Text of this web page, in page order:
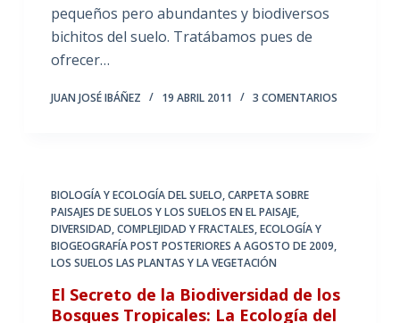
pequeños pero abundantes y biodiversos
bichitos del suelo. Tratábamos pues de
ofrecer…
JUAN JOSÉ IBÁÑEZ 19 ABRIL 2011 3 COMENTARIOS
BIOLOGÍA Y ECOLOGÍA DEL SUELO,CARPETA SOBRE
PAISAJES DE SUELOS Y LOS SUELOS EN EL PAISAJE,
DIVERSIDAD, COMPLEJIDAD Y FRACTALES,ECOLOGÍA Y
BIOGEOGRAFÍA POST POSTERIORES A AGOSTO DE 2009,
LOS SUELOS LAS PLANTAS Y LA VEGETACIÓN
El Secreto de la Biodiversidad de los
Bosques Tropicales: La Ecología del